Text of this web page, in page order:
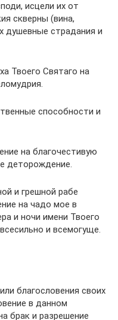
исцели их от
скверны (вина,
душевные страдания и
Твоего Святаго на
способности и
на благочестивую
деторождение.
и грешной рабе
на чадо мое в
и ночи имени Твоего
и всемогуще.
благословения своих
в данном
брак и разрешение